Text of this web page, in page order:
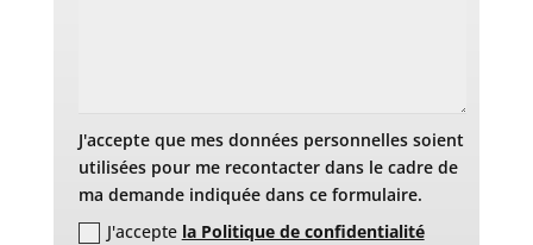
J'accepte que mes données personnelles soient
utilisées pour me recontacter dans le cadre de
ma demande indiquée dans ce formulaire.
J'accepte la Politique de confidentialité